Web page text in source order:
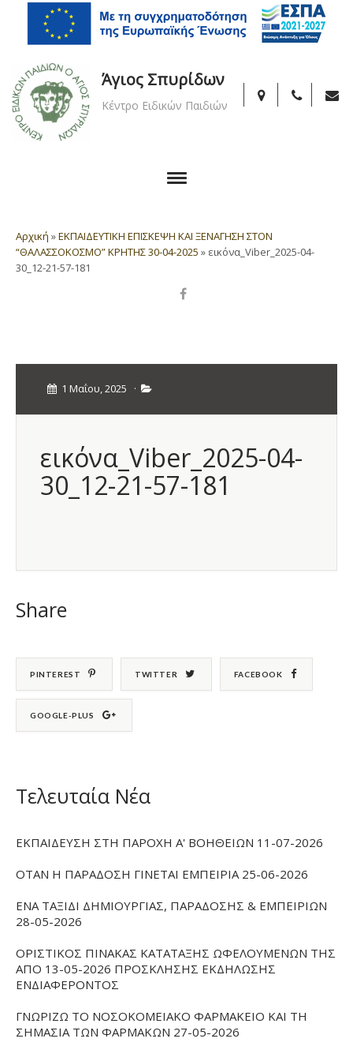
Άγιος Σπυρίδων
Κέντρο Ειδικών Παιδιών
Αρχική »ΕΚΠΑΙΔΕΥΤΙΚΗ ΕΠΙΣΚΕΨΗ ΚΑΙ ΞΕΝΑΓΗΣΗ ΣΤΟΝ
“ΘΑΛΑΣΣΟΚΟΣΜΟ” ΚΡΗΤΗΣ 30-04-2025 » εικόνα_Viber_2025-04-
30_12-21-57-181
1 Μαΐου, 2025 ·
εικόνα_Viber_2025-04-
30_12-21-57-181
Share
PINTEREST TWITTER FACEBOOK
GOOGLE-PLUS
Τελευταία Νέα
ΕΚΠΑΙΔΕΥΣΗ ΣΤΗ ΠΑΡΟΧΗ Α' ΒΟΗΘΕΙΩΝ 11-07-2026
ΟΤΑΝ Η ΠΑΡΑΔΟΣΗ ΓΙΝΕΤΑΙ ΕΜΠΕΙΡΙΑ 25-06-2026
ΕΝΑ ΤΑΞΙΔΙ ΔΗΜΙΟΥΡΓΙΑΣ, ΠΑΡΑΔΟΣΗΣ & ΕΜΠΕΙΡΙΩΝ
28-05-2026
ΟΡΙΣΤΙΚΟΣ ΠΙΝΑΚΑΣ ΚΑΤΑΤΑΞΗΣ ΩΦΕΛΟΥΜΕΝΩΝ ΤΗΣ
ΑΠΟ 13-05-2026 ΠΡΟΣΚΛΗΣΗΣ ΕΚΔΗΛΩΣΗΣ
ΕΝΔΙΑΦΕΡΟΝΤΟΣ
ΓΝΩΡΙΖΩ ΤΟ ΝΟΣΟΚΟΜΕΙΑΚΟ ΦΑΡΜΑΚΕΙΟ ΚΑΙ ΤΗ
ΣΗΜΑΣΙΑ ΤΩΝ ΦΑΡΜΑΚΩΝ 27-05-2026